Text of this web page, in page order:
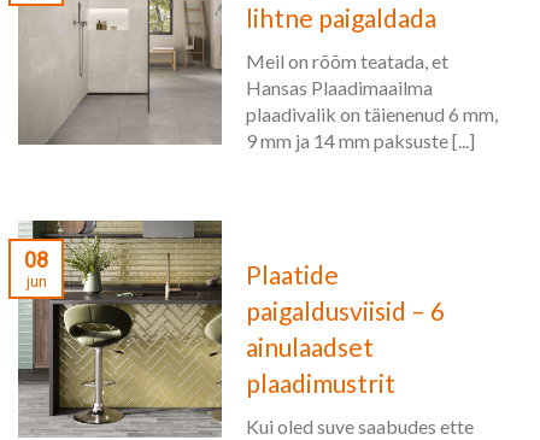
lihtne paigaldada
Meil on rõõm teatada, et
Hansas Plaadimaailma
plaadivalik on täienenud 6 mm,
9 mm ja 14 mm paksuste [...]
08
jun
Plaatide
paigaldusviisid – 6
ainulaadset
plaadimustrit
Kui oled suve saabudes ette